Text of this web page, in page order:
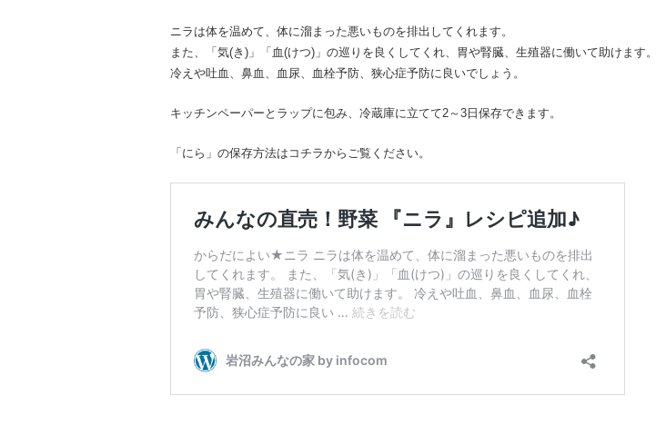
ニラは体を温めて、体に溜まった悪いものを排出してくれます。
また、「気(き)」「血(けつ)」の巡りを良くしてくれ、胃や腎臓、生殖器に働いて助けます。
冷えや吐血、鼻血、血尿、血栓予防、狭心症予防に良いでしょう。
キッチンペーパーとラップに包み、冷蔵庫に立てて2～3日保存できます。
「にら」の保存方法はコチラからご覧ください。